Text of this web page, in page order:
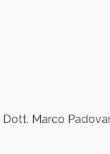
Dott. Marco